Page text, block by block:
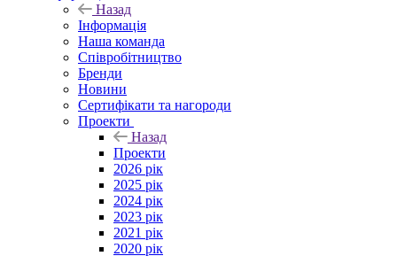
Назад
Інформація
Наша команда
Співробітництво
Бренди
Новини
Сертифікати та нагороди
Проекти
Назад
Проекти
2026 рік
2025 рік
2024 рік
2023 рік
2021 рік
2020 рік